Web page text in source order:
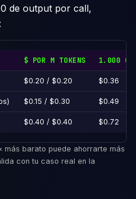
de output por call,
$ POR M TOKENS 1.000
$0.20 / $0.20 $0.36
$0.15 / $0.30 $0.49
$0.40 / $0.40 $0.72
más barato puede ahorrarte más
con tu caso real en la